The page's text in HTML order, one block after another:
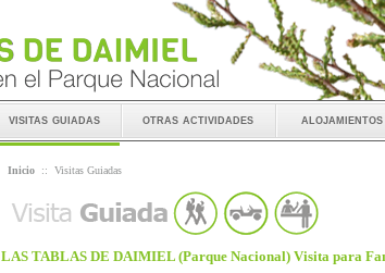
visitas guiadas otras actividades alojamientos
Inicio :: Visitas Guiadas
LAS TABLAS DE DAIMIEL (Parque Nacional) Visita para